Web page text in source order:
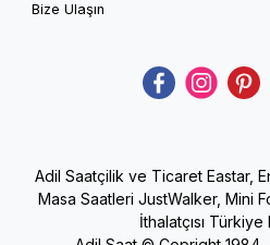
Bize Ulaşın
Adil Saatçilik ve Ticaret Eastar,
Masa Saatleri JustWalker, Mini
İthalatçısı